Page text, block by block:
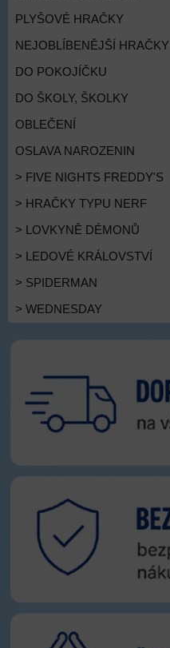
PLYŠOVÉ HRAČKY
NEJOBLÍBENĚJŠÍ HRAČKY
DO POKOJÍČKU
DO ŠKOLY, ŠKOLKY
OBLEČENÍ
OSLAVA NAROZENIN
> FIVE NIGHTS FREDDY'S
> HRAČKY TYPU NERF
> LOVKYNĚ DÉMONŮ
> LEDOVÉ KRÁLOVSTVÍ
> SPIDERMAN
> WEDNESDAY